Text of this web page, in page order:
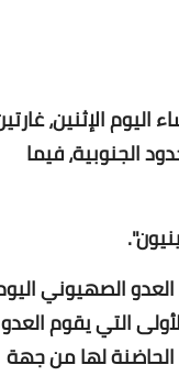
الإثنين،
الجنوبية، فيما
الصهيوني
التي يقوم العدو
الحاضنة لها من جهة